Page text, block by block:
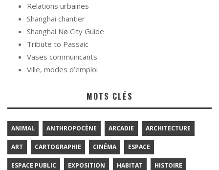
Relations urbaines
Shanghai chantier
Shanghai Nø City Guide
Tribute to Passaic
Vases communicants
Ville, modes d’emploi
MOTS CLÉS
ANIMAL ANTHROPOCÈNE ARCADIE ARCHITECTURE
ART CARTOGRAPHIE CINÉMA ESPACE
ESPACE PUBLIC EXPOSITION HABITAT HISTOIRE